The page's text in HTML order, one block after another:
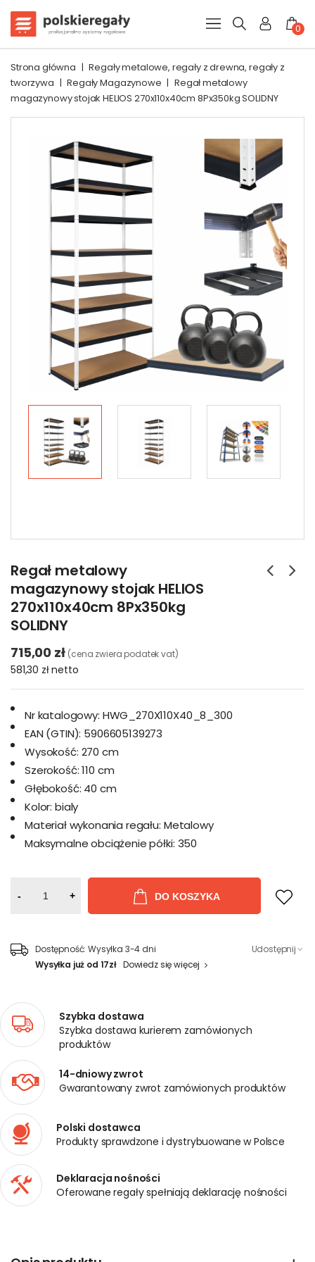
0
Strona główna | Regały metalowe, regały z drewna, regały z
tworzywa | Regały Magazynowe | Regał metalowy
magazynowy stojak HELIOS 270x110x40cm 8Px350kg SOLIDNY
Regał metalowy
magazynowy stojak HELIOS
270x110x40cm 8Px350kg
SOLIDNY
715,00 zł (cena zwiera podatek vat)
581,30 złnetto
Nr katalogowy: HWG_270X110X40_8_300
EAN (GTIN): 5906605139273
Wysokość: 270 cm
Szerokość: 110 cm
Głębokość: 40 cm
Kolor: bialy
Materiał wykonania regału: Metalowy
Maksymalne obciążenie półki: 350
- + DO KOSZYKA
Dostępność: Wysyłka 3-4 dni
Wysyłka już od 17zł Dowiedz się więcej
Udostępnij
Szybka dostawa
Szybka dostawa kurierem zamówionych
produktów
14-dniowy zwrot
Gwarantowany zwrot zamówionych produktów
Polski dostawca
Produkty sprawdzone i dystrybuowane w Polsce
Deklaracja nośności
Oferowane regały spełniają deklarację nośności